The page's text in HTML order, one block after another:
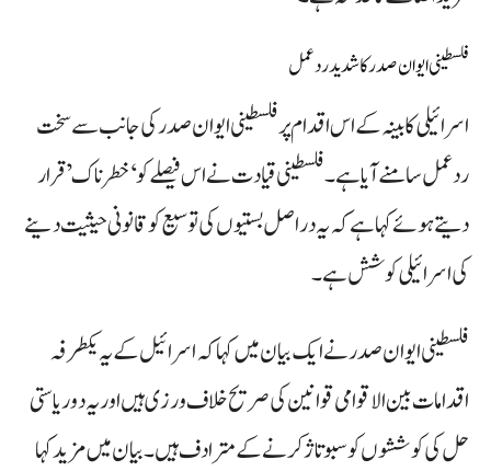
فلسطینی ایوان صدر کا شدید ردعمل
اسرائیلی کابینہ کے اس اقدام پر فلسطینی ایوان صدر کی جانب سے سخت
ردعمل سامنے آیا ہے۔ فلسطینی قیادت نے اس فیصلے کو ‘خطرناک’ قرار
دیتے ہوئے کہا ہے کہ یہ دراصل بستیوں کی توسیع کو قانونی حیثیت دینے
کی اسرائیلی کوشش ہے۔
فلسطینی ایوان صدر نے ایک بیان میں کہا کہ اسرائیل کے یہ یکطرفہ
اقدامات بین الاقوامی قوانین کی صریح خلاف ورزی ہیں اور یہ دو ریاستی
حل کی کوششوں کو سبوتاژ کرنے کے مترادف ہیں۔ بیان میں مزید کہا